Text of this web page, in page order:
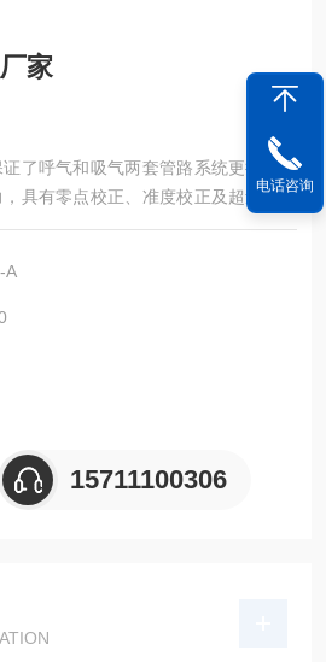
家
了呼气和吸气两套管路系统更换方便
具有零点校正、准度校正及超量程报
流量控制精度高。
A
15711100306
电话咨询